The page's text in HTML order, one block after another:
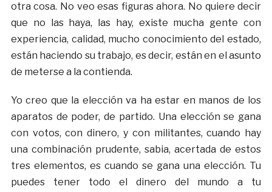
otra cosa. No veo esas figuras ahora. No quiere decir
que no las haya, las hay, existe mucha gente con
experiencia, calidad, mucho conocimiento del estado,
están haciendo su trabajo, es decir, están en el asunto
de meterse a la contienda.
Yo creo que la elección va ha estar en manos de los
aparatos de poder, de partido. Una elección se gana
con votos, con dinero, y con militantes, cuando hay
una combinación prudente, sabia, acertada de estos
tres elementos, es cuando se gana una elección. Tu
puedes tener todo el dinero del mundo a tu